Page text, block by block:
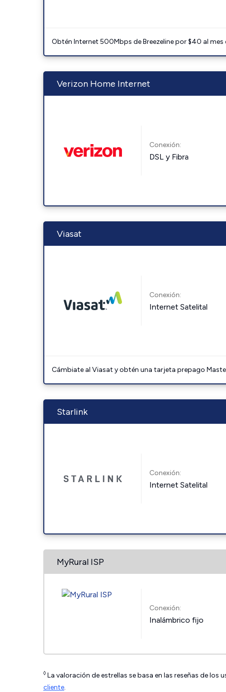
Obtén Internet 500Mbps de Breezeline por $40 al
Verizon Home Internet
Conexión:
DSL y Fibra
Viasat
Conexión:
Internet Satelital
Cámbiate al Viasat y obtén una tarjeta prepago
Starlink
Conexión:
Internet Satelital
MyRural ISP
Conexión:
Inalámbrico fijo
◊ La valoración de estrellas se basa en las reseñas de los
cliente.